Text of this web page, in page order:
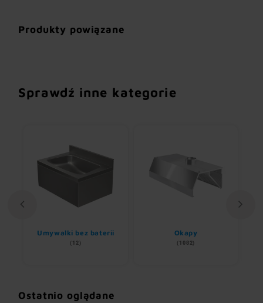
Produkty powiązane
Sprawdź inne kategorie
Umywalki bez baterii
(12)
Okapy
(1082)
Ostatnio oglądane